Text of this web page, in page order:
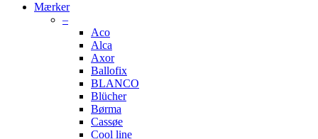
Mærker
–
Aco
Alca
Axor
Ballofix
BLANCO
Blücher
Børma
Cassøe
Cool line